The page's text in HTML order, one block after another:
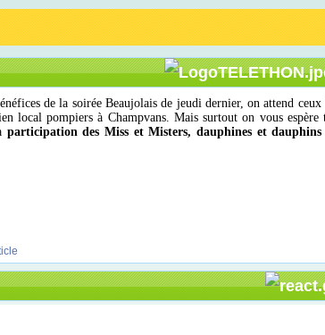
de la soirée Beaujolais de jeudi dernier, on attend ceux
local pompiers à Champvans. Mais surtout on vous espère
participation des Miss et Misters, dauphines et